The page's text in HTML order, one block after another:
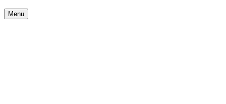
Menu